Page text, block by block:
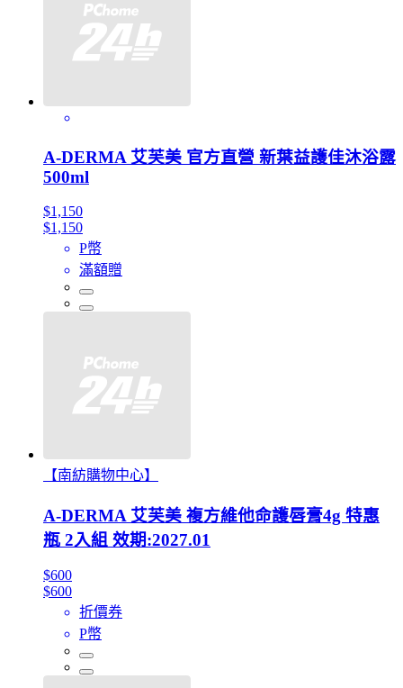
A-DERMA 艾芙美 官方直營 新葉益護佳沐浴露
500ml
$1,150
$1,150
P幣
滿額贈
【南紡購物中心】
A-DERMA 艾芙美 複方維他命護唇膏4g 特惠
瓶 2入組 效期:2027.01
$600
$600
折價券
P幣